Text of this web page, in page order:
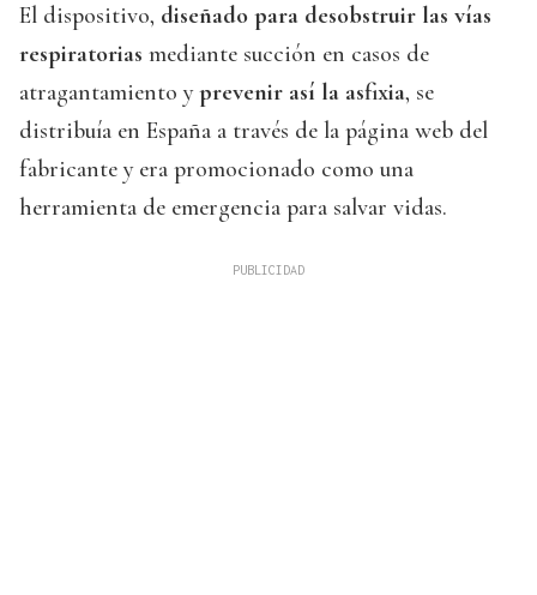
El dispositivo, diseñado para desobstruir las vías
respiratorias mediante succión en casos de
atragantamiento yprevenir así la asfixia, se
distribuía en España a través de la página web del
fabricante y era promocionado como una
herramienta de emergencia para salvar vidas.